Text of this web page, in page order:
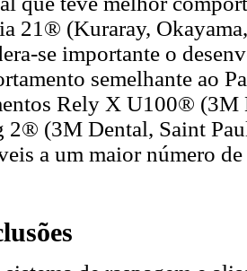
21® (Kuraray,
se importante o
semelhante ao
Rely X U100® (3M
(3M Dental, Saint
a um maior número